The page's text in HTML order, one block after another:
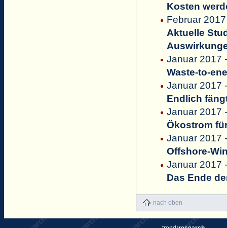
Kosten
Februar
Aktuelle
Januar 2017
Waste-to-
Januar 2017
Endlich
Januar 2017
Ökostrom
Januar 2017
Offshore-
Januar 2017
Das Ende
nach oben